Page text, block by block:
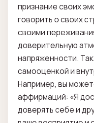
признание своих
говорить о своих
своими
доверительную
напряженности.
самооценкой и
Например, вы
аффирмаций: «Я
доверять себе и